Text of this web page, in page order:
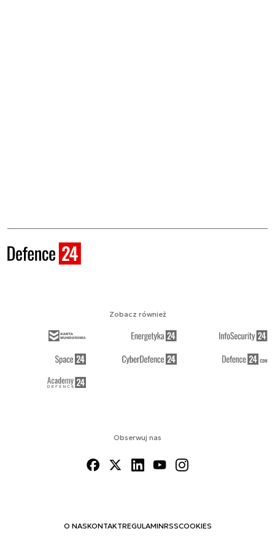
Obserwuj nas
O NASKONTAKTREGULAMINRSSCOOKIES
Zobacz również